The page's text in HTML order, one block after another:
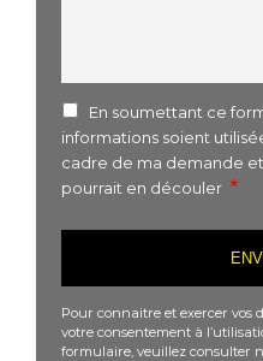
En soumettant ce
informations soient
cadre de ma demande
pourrait en découler
Pour connaitre et exercer vos
votre consentement à
formulaire, veuillez consulter